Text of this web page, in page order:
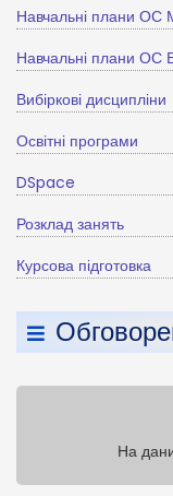
Навчальні плани ОС
Навчальні плани ОС
Вибіркові дисципліни
Освітні програми
DSpace
Розклад занять
Курсова підготовка
На